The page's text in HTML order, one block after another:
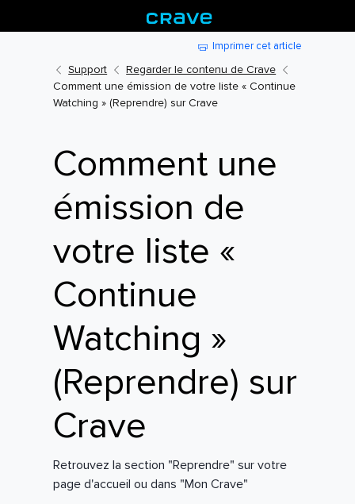
Imprimer cet article
Support
Regarder le contenu de Crave
Comment une émission de votre liste « Continue
Watching » (Reprendre) sur Crave
Comment une
émission de
votre liste «
Continue
Watching »
(Reprendre) sur
Crave
Retrouvez la section "Reprendre" sur votre
page d'accueil ou dans "Mon Crave"